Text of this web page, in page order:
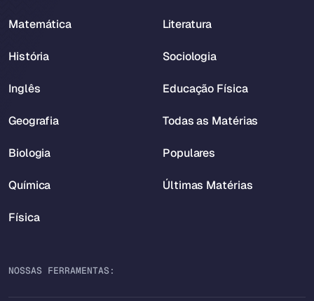
Matemática
História
Inglês
Geografia
Biologia
Química
Física
Literatura
Sociologia
Educação Física
Todas as Matérias
Populares
Últimas Matérias
NOSSAS FERRAMENTAS: